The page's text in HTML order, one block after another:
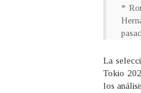
*
La
Tokio
los